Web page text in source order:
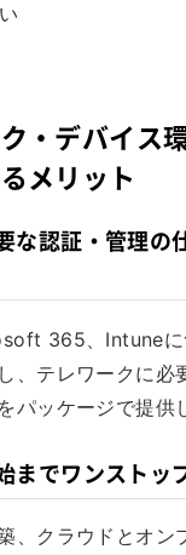
・デバイス
メリット
な認証・管理の
365、Intuneに
、テレワークに必
パッケージで提供
までワンストッ
、クラウドとオン